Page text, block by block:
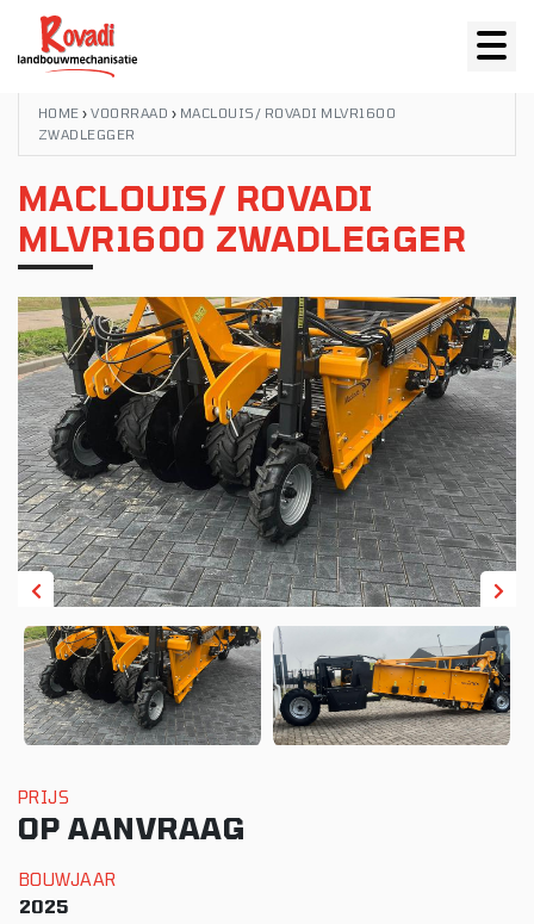
HOME ›VOORRAAD › MACLOUIS/ ROVADI MLVR1600
ZWADLEGGER
MACLOUIS/ ROVADI
MLVR1600 ZWADLEGGER
PRIJS
OP AANVRAAG
BOUWJAAR
2025